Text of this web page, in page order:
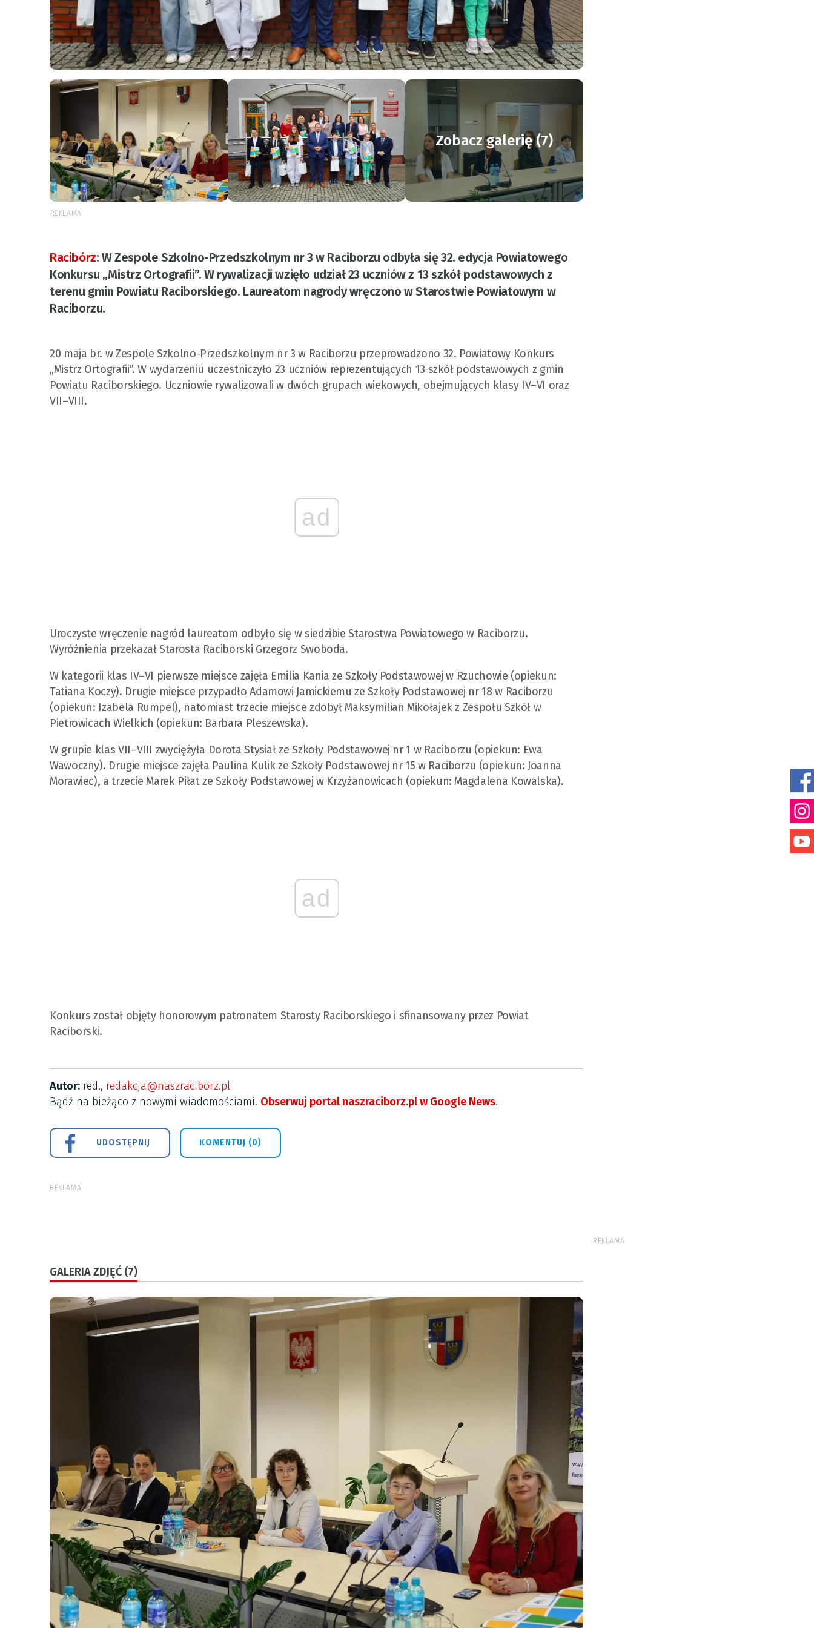
Zobacz galerię (7)
REKLAMA
Racibórz:W Zespole Szkolno-Przedszkolnym nr 3 w Raciborzu odbyła się 32. edycja Powiatowego
Konkursu „Mistrz Ortografii”. W rywalizacji wzięło udział 23 uczniów z 13 szkół podstawowych z
terenu gmin Powiatu Raciborskiego. Laureatom nagrody wręczono w Starostwie Powiatowym w
Raciborzu.
20 maja br. w Zespole Szkolno-Przedszkolnym nr 3 w Raciborzu przeprowadzono 32. Powiatowy Konkurs
„Mistrz Ortografii”. W wydarzeniu uczestniczyło 23 uczniów reprezentujących 13 szkół podstawowych z gmin
Powiatu Raciborskiego. Uczniowie rywalizowali w dwóch grupach wiekowych, obejmujących klasy IV–VI oraz
VII–VIII.
ad
Uroczyste wręczenie nagród laureatom odbyło się w siedzibie Starostwa Powiatowego w Raciborzu.
Wyróżnienia przekazał Starosta Raciborski Grzegorz Swoboda.
W kategorii klas IV–VI pierwsze miejsce zajęła Emilia Kania ze Szkoły Podstawowej w Rzuchowie (opiekun:
Tatiana Koczy). Drugie miejsce przypadło Adamowi Jamickiemu ze Szkoły Podstawowej nr 18 w Raciborzu
(opiekun: Izabela Rumpel), natomiast trzecie miejsce zdobył Maksymilian Mikołajek z Zespołu Szkół w
Pietrowicach Wielkich (opiekun: Barbara Pleszewska).
W grupie klas VII–VIII zwyciężyła Dorota Stysiał ze Szkoły Podstawowej nr 1 w Raciborzu (opiekun: Ewa
Wawoczny). Drugie miejsce zajęła Paulina Kulik ze Szkoły Podstawowej nr 15 w Raciborzu (opiekun: Joanna
Morawiec), a trzecie Marek Piłat ze Szkoły Podstawowej w Krzyżanowicach (opiekun: Magdalena Kowalska).
ad
Konkurs został objęty honorowym patronatem Starosty Raciborskiego i sfinansowany przez Powiat
Raciborski.
Autor: red., redakcja@naszraciborz.pl
Bądź na bieżąco z nowymi wiadomościami. Obserwuj portal naszraciborz.pl w Google News.
UDOSTĘPNIJ KOMENTUJ (0)
REKLAMA
GALERIA ZDJĘĆ (7)
REKLAMA